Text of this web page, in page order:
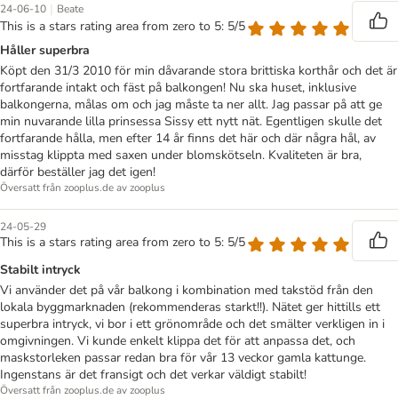
24-06-10 | Beate
This is a stars rating area from zero to 5: 5/5
Håller superbra
Köpt den 31/3 2010 för min dåvarande stora brittiska korthår och det är
fortfarande intakt och fäst på balkongen! Nu ska huset, inklusive
balkongerna, målas om och jag måste ta ner allt. Jag passar på att ge
min nuvarande lilla prinsessa Sissy ett nytt nät. Egentligen skulle det
fortfarande hålla, men efter 14 år finns det här och där några hål, av
misstag klippta med saxen under blomskötseln. Kvaliteten är bra,
därför beställer jag det igen!
Översatt från zooplus.de av zooplus
24-05-29
This is a stars rating area from zero to 5: 5/5
Stabilt intryck
Vi använder det på vår balkong i kombination med takstöd från den
lokala byggmarknaden (rekommenderas starkt!!). Nätet ger hittills ett
superbra intryck, vi bor i ett grönområde och det smälter verkligen in i
omgivningen. Vi kunde enkelt klippa det för att anpassa det, och
maskstorleken passar redan bra för vår 13 veckor gamla kattunge.
Ingenstans är det fransigt och det verkar väldigt stabilt!
Översatt från zooplus.de av zooplus